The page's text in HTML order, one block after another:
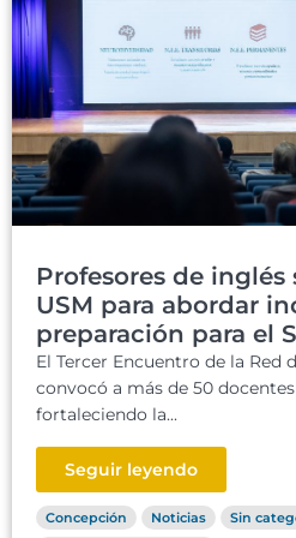
Profesores de inglés
USM para abordar
preparación para el
El Tercer Encuentro de la Red
convocó a más de 50
fortaleciendo la...
Seguir leyendo
Concepción Noticias Sin